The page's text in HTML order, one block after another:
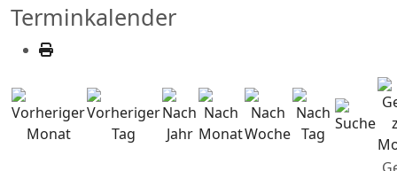
Terminkalender